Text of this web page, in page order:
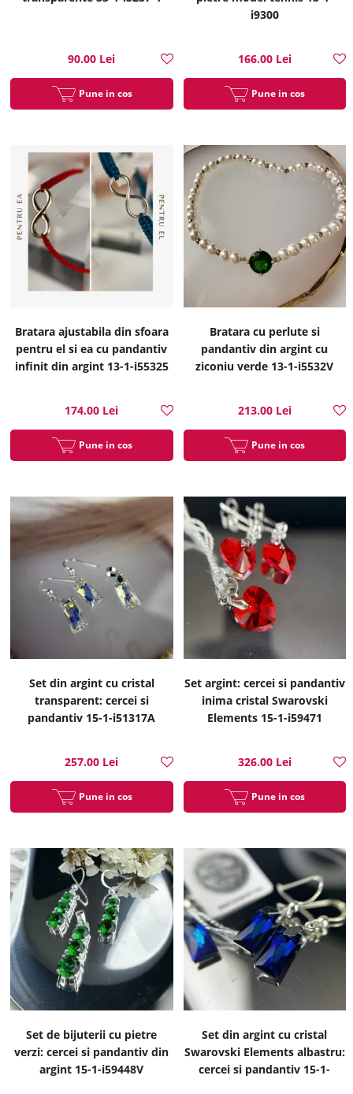
90.00 Lei
Pune in cos
i9300
166.00 Lei
Pune in cos
Bratara ajustabila din sfoara
pentru el si ea cu pandantiv
infinit din argint 13-1-i55325
174.00 Lei
Pune in cos
Bratara cu perlute si
pandantiv din argint cu
ziconiu verde 13-1-i5532V
213.00 Lei
Pune in cos
Set din argint cu cristal
transparent: cercei si
pandantiv 15-1-i51317A
257.00 Lei
Pune in cos
Set argint: cercei si pandantiv
inima cristal Swarovski
Elements 15-1-i59471
326.00 Lei
Pune in cos
Set de bijuterii cu pietre
verzi: cercei si pandantiv din
argint 15-1-i59448V
Set din argint cu cristal
Swarovski Elements albastru:
cercei si pandantiv 15-1-